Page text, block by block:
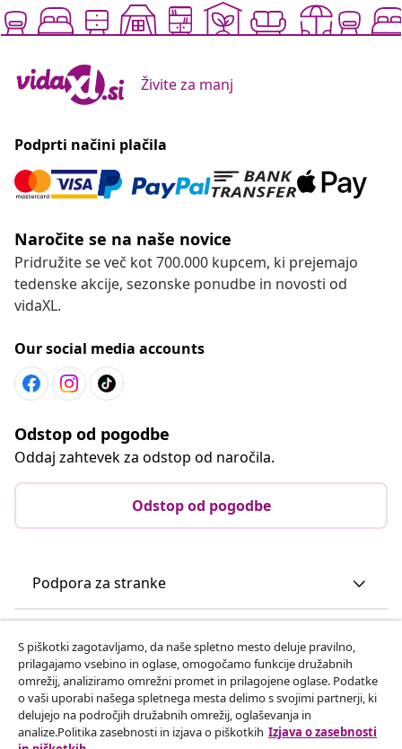
Živite za manj
Podprti načini plačila
Naročite se na naše novice
Pridružite se več kot 700.000 kupcem, ki prejemajo
tedenske akcije, sezonske ponudbe in novosti od
vidaXL.
Our social media accounts
Odstop od pogodbe
Oddaj zahtevek za odstop od naročila.
Odstop od pogodbe
Podpora za stranke
vidaXL
Odkrijte več
S piškotki zagotavljamo, da naše spletno mesto deluje pravilno,
prilagajamo vsebino in oglase, omogočamo funkcije družabnih
omrežij, analiziramo omrežni promet in prilagojene oglase. Podatke
o vaši uporabi našega spletnega mesta delimo s svojimi partnerji, ki
delujejo na področjih družabnih omrežij, oglaševanja in
analize.Politika zasebnosti in izjava o piškotkih Izjava o zasebnosti